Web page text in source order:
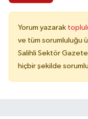
Yorum yazarak
ve tüm sorumluluğu
Salihli Sektör
hiçbir şekilde